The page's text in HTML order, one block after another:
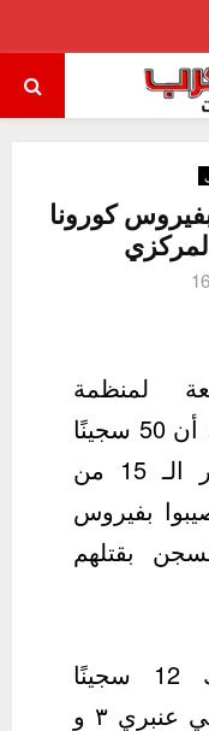
كورونا
16
لمنظمة
مجاهدي خلق داخل إيران، أن 50 سجينًا
سياسيًا قابعين في العنبر الـ 15 من
بفيروس
بقتلهم
وإضافة إلى ذلك هناك 12 سجينًا
مصابين بفيروس كورونا في عنبري ٣ و